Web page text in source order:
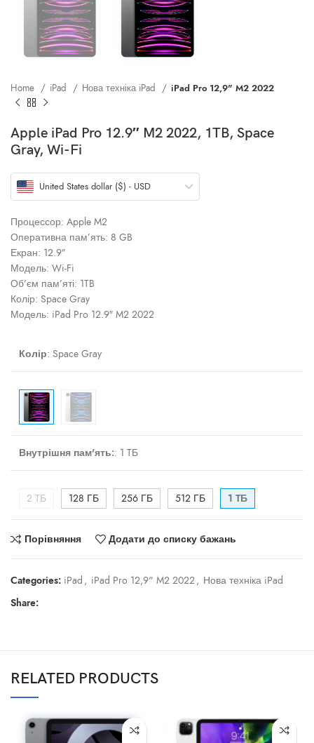
Home iPad Нова техніка iPad iPad Pro 12,9" M2 2022
Apple iPad Pro 12.9″ M2 2022, 1TB, Space
Gray, Wi-Fi
United States dollar ($) - USD
Процессор: Apple M2
Оперативна пам’ять: 8 GB
Екран: 12.9″
Модель: Wi-Fi
Об’єм пам’яті: 1TB
Колір: Space Gray
Модель: iPad Pro 12.9″ M2 2022
Колір: Space Gray
Внутрішня пам'ять:: 1 TБ
2 TБ 128 ГБ 256 ГБ 512 ГБ 1 TБ
Порівняння Додати до списку бажань
Categories: iPad , iPad Pro 12,9" M2 2022, Нова техніка iPad
Share:
RELATED PRODUCTS